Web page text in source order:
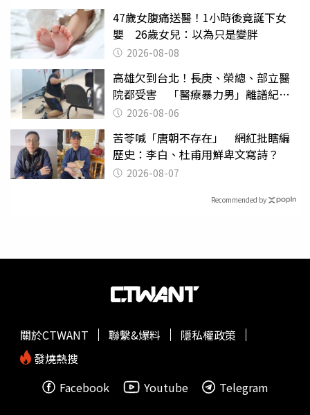
47歲女腹痛送醫！1小時後竟誕下女
嬰 26歲女兒：以為只是變胖
2026-08-08
高雄欠到台北！長庚、榮總、部立醫
院都受害 「醫療暴力男」離譜紀錄
曝光2026-08-06
苦苓喊「唐朝不存在」 網紅批瞎編
歷史：李白、杜甫用鮮卑文寫詩？
2026-08-07
Recommended by
關於CTWANT 聯繫&爆料
隱私權政策
發燒熱搜
Facebook
Youtube Telegram